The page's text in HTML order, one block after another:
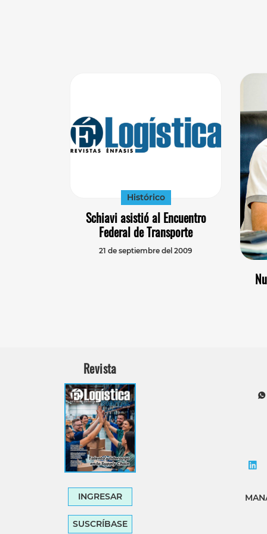
Histórico
Schiavi asistió al Encuentro
Federal de Transporte
21 de septiembre del 2009
Revista
INGRESAR
SUSCRÍBASE